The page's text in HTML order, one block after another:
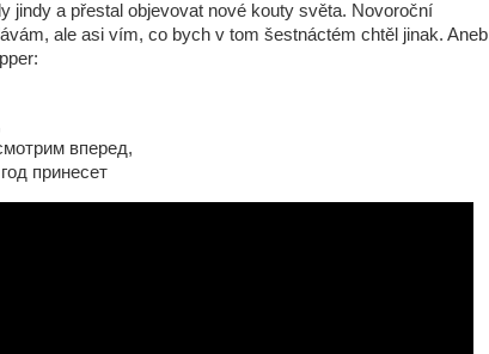
jindy a přestal objevovat nové kouty světa. Novoroční
ale asi vím, co bych v tom šestnáctém chtěl jinak. Aneb
вперед,
принесет